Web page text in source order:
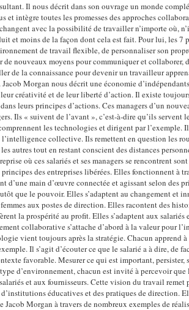
Il nous décrit dans son ouvrage un monde
et intègre toutes les promesses des approches
avec la possibilité de travailler n’importe où,
et moins de la façon dont cela est fait. Pour lui, les 7
de travail flexible, de personnaliser son
de nouveaux moyens pour communiquer et collaborer,
de la connaissance pour devenir un travailleur
Morgan nous décrit une économie
créativité et de leur liberté d’action. Il existe
leurs principes d’actions. Ces managers d’un
Ils « suivent de l’avant », c’est-à-dire qu’ils
les technologies et dirigent par
l’intelligence collective. Ils remettent en question les
autres tout en restant conscient des distances
où ces salariés et ses managers se rencontrent
des entreprises libérées. Elles fonctionnent à
d’une main d’œuvre connectée et agissant selon des
que le pouvoir. Elles s’adaptent au changement et
aux postes de direction. Elles racontent des
la prospérité au profit. Elles s’adaptent aux salariés
collaborative s’attache d’abord à la valeur pour
vient toujours après la stratégie. Chacun apprend
Il s’agit d’écouter ce que le salarié a à dire, de
favorable. Mesurer ce qui est important, persister,
d’environnement, chacun est invité à percevoir
et aux fournisseurs. Cette vision du travail remet
d’institutions éducatives et des pratiques de direction.
Jacob Morgan à travers de nombreux exemples de